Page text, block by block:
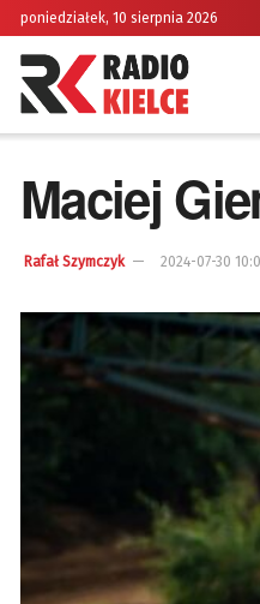
poniedziałek, 10 sierpnia 2026
Maciej
Rafał Szymczyk 2024-07-30